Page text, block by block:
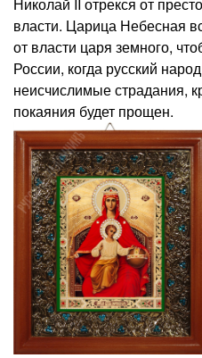
власти. Царица Небесная
от власти царя земного,
России, когда русский
неисчислимые страдания,
покаяния будет прощен.